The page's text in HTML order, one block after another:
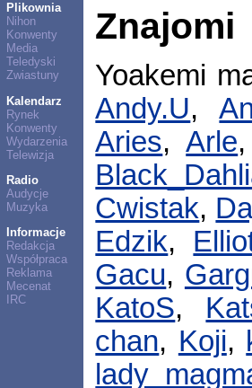
Plikownia
Nihon
Konwenty
Media
Teledyski
Zwiastuny
Kalendarz
Rynek
Konwenty
Wydarzenia
Telewizja
Radio
Audycje
Muzyka
Informacje
Redakcja
Współpraca
Reklama
Mecenat
IRC
Znajomi
Yoakemi
Andy.U,
Aries,Arle
Cwistak,
Edzik,
Gacu,
KatoS,
chan, Koji,